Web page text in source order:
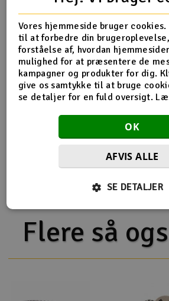
Smarthjem, leg og hobby
Solenergi
Værktøj, udstyr og
Gavekort
85235 Gearkasse / skudsæt
Flere detaljer
Produktet er
forbundet med
Reservedele HPI
Del af PartFinder
HPI Savage X 4.6 -
HPI Savage X 4.6
HPI Savage XL
HPI Savage XL
Flere så
Vores hjemmeside bruger
til at forbedre din
forståelse af, hvordan
mulighed for at præsentere de
kampagner og produkter for dig.
give os samtykke til at bruge
se detaljer for en fuld oversigt.
OK
AFVIS ALLE
SE DETALJER